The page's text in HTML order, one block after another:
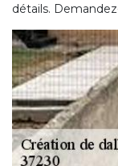
détails.